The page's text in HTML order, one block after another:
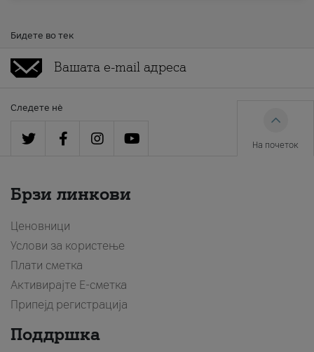
Бидете во тек
Следете нè
На почеток
Брзи линкови
Ценовници
Услови за користење
Плати сметка
Активирајте Е-сметка
Припејд регистрација
Поддршка